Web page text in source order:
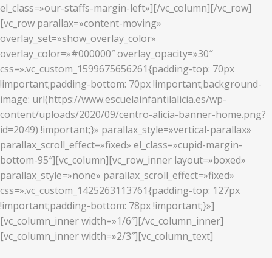
el_class=»our-staffs-margin-left»][/vc_column][/vc_row]
[vc_row parallax=»content-moving»
overlay_set=»show_overlay_color»
overlay_color=»#000000″ overlay_opacity=»30″
css=».vc_custom_1599675656261{padding-top: 70px
!important;padding-bottom: 70px !important;background-
image: url(https://www.escuelainfantilalicia.es/wp-
content/uploads/2020/09/centro-alicia-banner-home.png?
id=2049) !important;}» parallax_style=»vertical-parallax»
parallax_scroll_effect=»fixed» el_class=»cupid-margin-
bottom-95″][vc_column][vc_row_inner layout=»boxed»
parallax_style=»none» parallax_scroll_effect=»fixed»
css=».vc_custom_1425263113761{padding-top: 127px
!important;padding-bottom: 78px !important;}»]
[vc_column_inner width=»1/6″][/vc_column_inner]
[vc_column_inner width=»2/3″][vc_column_text]